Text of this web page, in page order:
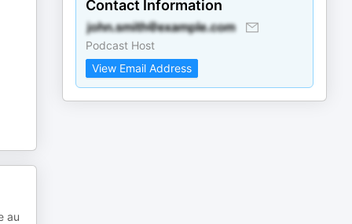
au
Contact Information
Podcast Host
View Email Address